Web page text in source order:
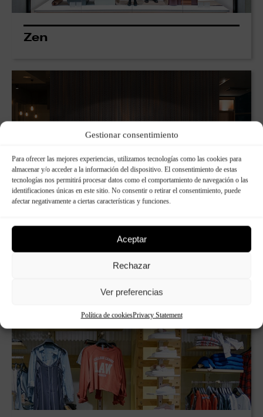
Gestionar consentimiento
Para ofrecer las mejores experiencias, utilizamos tecnologías como las cookies para
almacenar y/o acceder a la información del dispositivo. El consentimiento de estas
tecnologías nos permitirá procesar datos como el comportamiento de navegación o las
identificaciones únicas en este sitio. No consentir o retirar el consentimiento, puede
afectar negativamente a ciertas características y funciones.
Aceptar
Rechazar
Ver preferencias
Política de cookiesPrivacy Statement
Zen